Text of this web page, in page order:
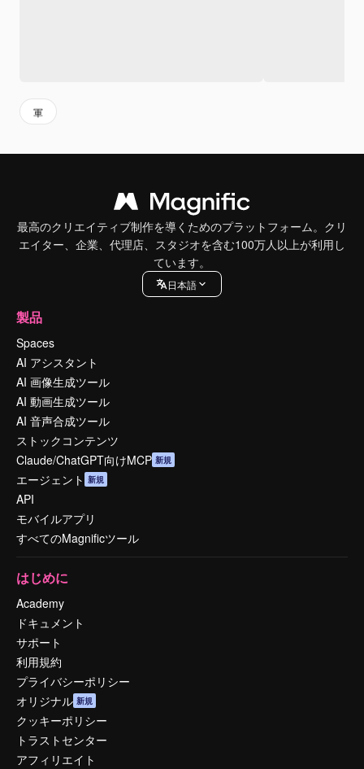
軍
最高のクリエイティブ制作を導くためのプラットフォーム。クリ
エイター、企業、代理店、スタジオを含む100万人以上が利用し
ています。
日本語
製品
Spaces
AI アシスタント
AI 画像生成ツール
AI 動画生成ツール
AI 音声合成ツール
ストックコンテンツ
Claude/ChatGPT向けMCP 新規
エージェント 新規
API
モバイルアプリ
すべてのMagnificツール
はじめに
Academy
ドキュメント
サポート
利用規約
プライバシーポリシー
オリジナル 新規
クッキーポリシー
トラストセンター
アフィリエイト